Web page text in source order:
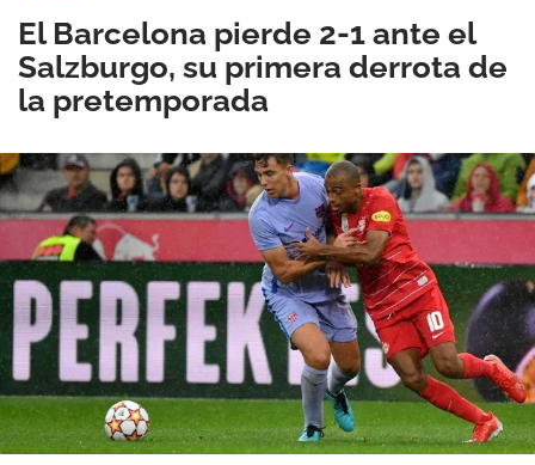
El Barcelona pierde 2-1 ante el
Salzburgo, su primera derrota de
la pretemporada